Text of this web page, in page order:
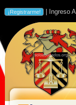
| Ingreso